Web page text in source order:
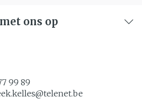
ons op
99 89
telenet.be